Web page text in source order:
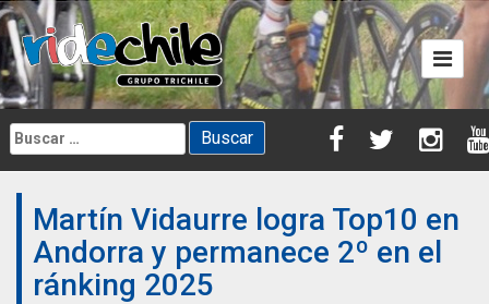
Skip
to
content
Buscar:
Martín Vidaurre logra Top10 en
Andorra y permanece 2º en el
ránking 2025